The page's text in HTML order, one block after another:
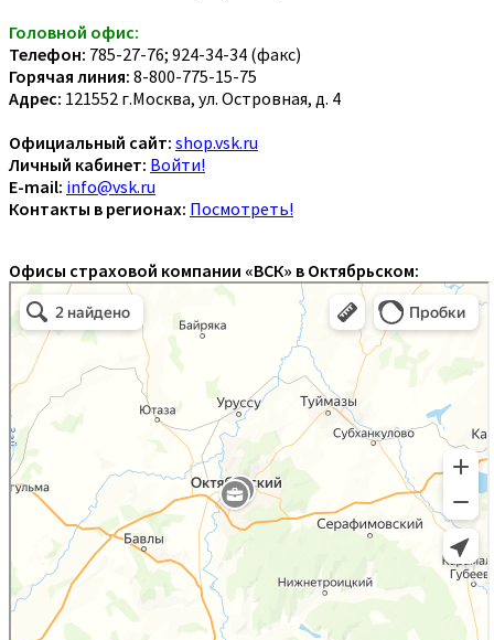
Головной офис:
Телефон: 785-27-76; 924-34-34 (факс)
Горячая линия: 8-800-775-15-75
Адрес: 121552 г.Москва, ул. Островная, д. 4
Официальный сайт: shop.vsk.ru
Личный кабинет: Войти!
E-mail: info@vsk.ru
Контакты в регионах: Посмотреть!
Офисы страховой компании «ВСК» в Октябрьском: